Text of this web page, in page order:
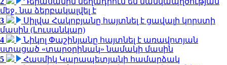
մեջ․ նա ձերբակալվել է
3
Սիլվա Հակոբյանը հայտնել է ցավալի կորստի
մասին (Լուսանկար)
4
Նիկոլ Փաշինյանը հայտնել է առավոտյան
ստացած «տարօրինակ» նամակի մասին
5
Հասմիկ Կարապետյանի համարձակ